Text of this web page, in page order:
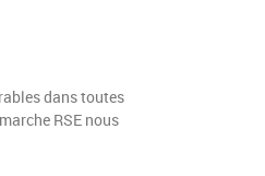
dans toutes
RSE nous